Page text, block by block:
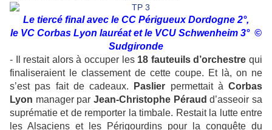
Le tiercé final avec le CC Périgueux Dordogne 2°,
le VC Corbas Lyon lauréat et le VCU Schwenheim 3° ©
Sudgironde
- Il restait alors à occuper les 18 fauteuils d’orchestre qui
finaliseraient le classement de cette coupe. Et là, on ne
s’est pas fait de cadeaux.
Paslier permettait à Corbas
Lyon manager par Jean-Christophe Péraudd’asseoir sa
suprématie et de remporter la timbale. Restait la lutte entre
les Alsaciens et les Périgourdins pour la conquête du